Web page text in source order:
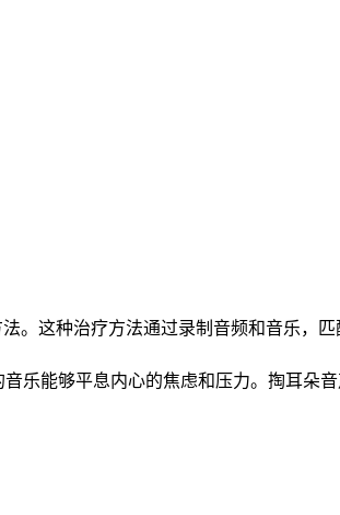
。这种治疗方法通过录制音频和音乐，
能够平息内心的焦虑和压力。掏耳朵